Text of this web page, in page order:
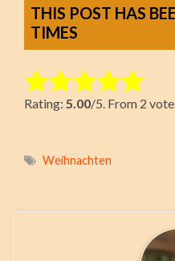
THIS POST HAS
TIMES
Rate this item:
Submit Rating
Rating: 5.00/5. From 2
Weihnachten